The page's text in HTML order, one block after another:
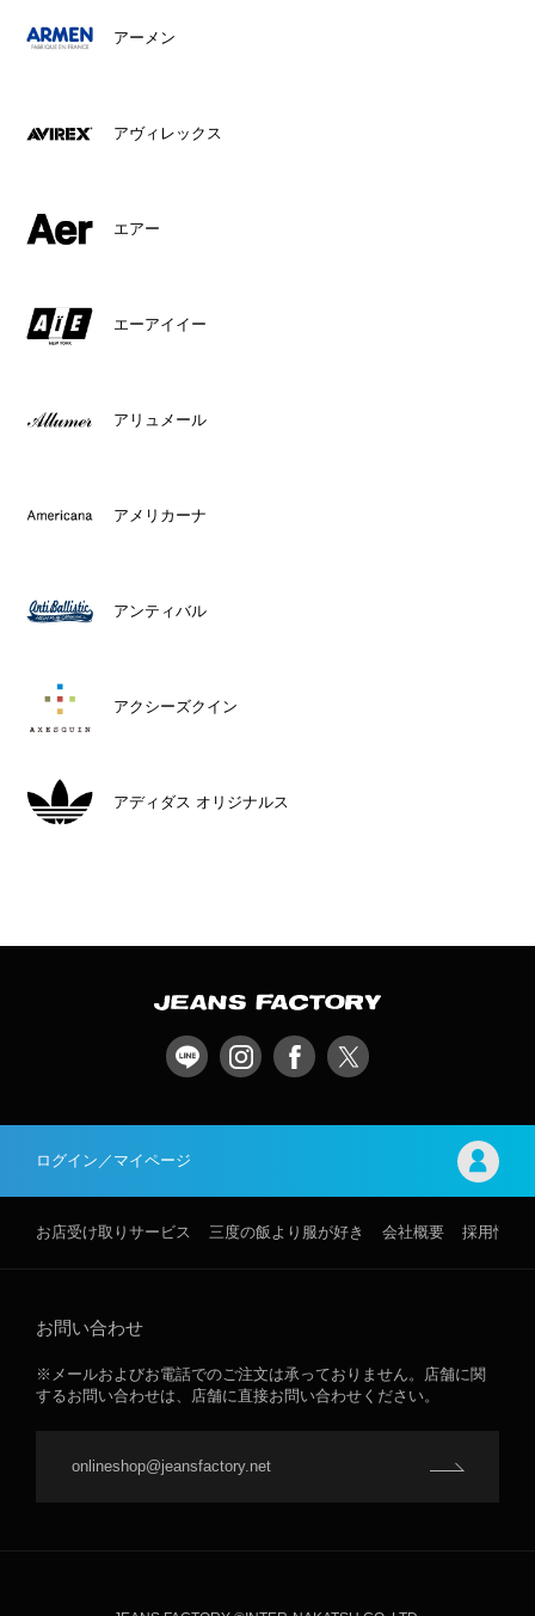
アーメン
アヴィレックス
エアー
エーアイイー
アリュメール
アメリカーナ
アンティバル
アクシーズクイン
アディダス オリジナルス
ログイン／マイページ
お店受け取りサービス 三度の飯より服が好き 会社概要 採用情報
お問い合わせ
※メールおよびお電話でのご注文は承っておりません。店舗に関
するお問い合わせは、店舗に直接お問い合わせください。
onlineshop@jeansfactory.net